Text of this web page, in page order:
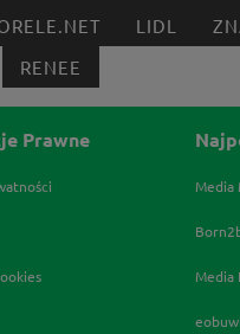
LIDL
RENEE
Prawne
Media
Media